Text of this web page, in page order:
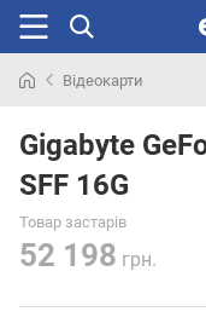
раніше
Відеокарти
Gigabyte
SFF 16G
Товар застарів
52 198 грн.